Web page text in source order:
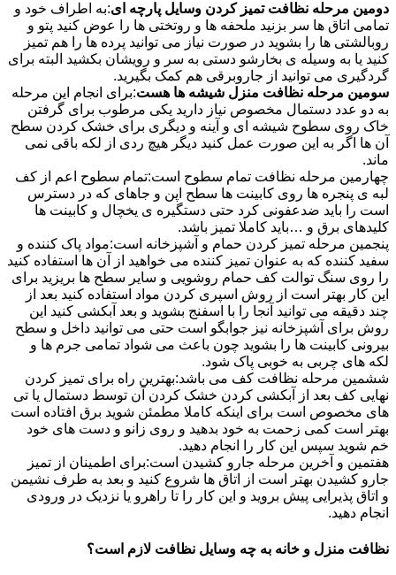
دومین مرحله نظافت تمیز کردن وسایل پارچه ای:به اطراف خود و
تمامی اتاق ها سر بزنید ملحفه ها و روتختی ها را عوض کنید پتو و
روبالشتی ها را بشوید در صورت نیاز می توانید پرده ها را هم تمیز
کنید یا به وسیله ی بخارشو دستی به سر و رویشان بکشید البته برای
گردگیری می توانید از جاروبرقی هم کمک بگیرید.
سومین مرحله نظافت منزل شیشه ها هست:برای انجام این مرحله
به دو عدد دستمال مخصوص نیاز دارید یکی مرطوب برای گرفتن
خاک روی سطوح شیشه ای و آینه و دیگری برای خشک کردن سطح
آن ها اگر به این صورت عمل کنید دیگر هیچ ردی از لکه باقی نمی
ماند.
چهارمین مرحله نظافت تمام سطوح است:تمام سطوح اعم از کف
لبه ی پنجره ها روی کابینت ها سطح اپن و جاهای که در دسترس
است را باید ضدعفونی کرد حتی دستگیره ی یخچال و کابینت ها
کلیدهای برق و …باید کاملا تمیز باشد.
پنجمین مرحله تمیز کردن حمام و آشپزخانه است:مواد پاک کننده و
سفید کننده که به عنوان تمیز کننده می خواهید از آن ها استفاده کنید
را روی سنگ توالت کف حمام روشویی و سایر سطح ها بریزید برای
این کار بهتر است از روش اسپری کردن مواد استفاده کنید بعد از
چند دقیقه می توانید آنجا را با اسفنج بشوید و بعد آبکشی کنید این
روش برای آشپزخانه نیز جوابگو است حتی می توانید داخل و سطح
بیرونی کابینت ها را بشوید چون باعث می شواد تمامی جرم ها و
لکه های چربی به خوبی پاک شود.
ششمین مرحله نظافت کف می باشد:بهترین راه برای تمیز کردن
نهایی کف بعد از آبکشی کردن خشک کردن آن توسط دستمال یا تی
های مخصوص است برای اینکه کاملا مطمئن شوید برق افتاده است
بهتر است کمی زحمت به خود بدهید و روی زانو و دست های خود
خم شوید سپس این کار را انجام دهید.
هفتمین و آخرین مرحله جارو کشیدن است:برای اطمینان از تمیز
جارو کشیدن بهتر است از اتاق ها شروع کنید و بعد به طرف نشیمن
و اتاق پذیرایی پیش بروید و این کار را تا راهرو یا نزدیک در ورودی
انجام دهید.
نظافت منزل و خانه به چه وسایل نظافت لازم است؟